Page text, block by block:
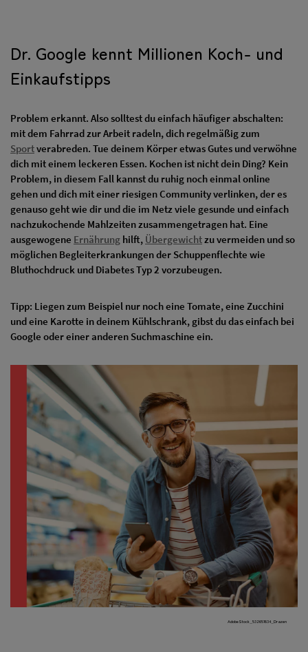
Dr. Google kennt Millionen Koch- und
Einkaufstipps
Problem erkannt. Also solltest du einfach häufiger abschalten:
mit dem Fahrrad zur Arbeit radeln, dich regelmäßig zum
Sportverabreden. Tue deinem Körper etwas Gutes und verwöhne
dich mit einem leckeren Essen. Kochen ist nicht dein Ding? Kein
Problem, in diesem Fall kannst du ruhig noch einmal online
gehen und dich mit einer riesigen Community verlinken, der es
genauso geht wie dir und die im Netz viele gesunde und einfach
nachzukochende Mahlzeiten zusammengetragen hat. Eine
ausgewogene Ernährung hilft, Übergewicht zu vermeiden und so
möglichen Begleiterkrankungen der Schuppenflechte wie
Bluthochdruck und Diabetes Typ 2 vorzubeugen.
Tipp: Liegen zum Beispiel nur noch eine Tomate, eine Zucchini
und eine Karotte in deinem Kühlschrank, gibst du das einfach bei
Google oder einer anderen Suchmaschine ein.
AdobeStock_532657634_Drazen